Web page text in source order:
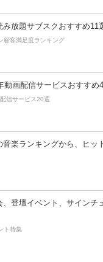
み放題サブスクおすすめ11
顧客満足度ランキング
動画配信サービスおすすめ
信サービス20選
音楽ランキングから、ヒッ
、登壇イベント、サインチ
ト特集